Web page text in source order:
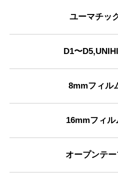
ユーマチッ
D1〜
8mmフィル
16mmフィ
オープンテ